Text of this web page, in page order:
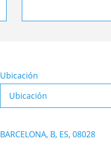
Ubicación
BARCELONA, B, ES, 08028